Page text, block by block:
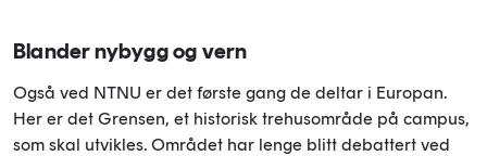
Blander nybygg og vern
Også ved NTNU er det første gang de deltar i Europan.
Her er det Grensen, et historisk trehusområde på campus,
som skal utvikles. Området har lenge blitt debattert ved